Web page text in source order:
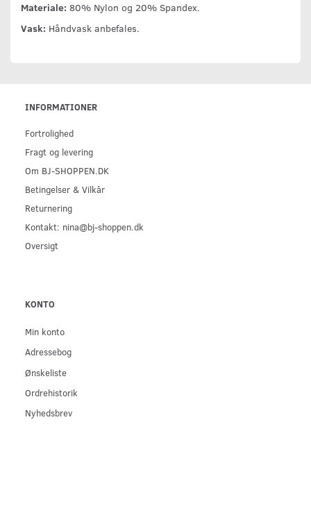
Materiale: 80% Nylon og 20% Spandex.
Vask: Håndvask anbefales.
INFORMATIONER
Fortrolighed
Fragt og levering
Om BJ-SHOPPEN.DK
Betingelser & Vilkår
Returnering
Kontakt: nina@bj-shoppen.dk
Oversigt
KONTO
Min konto
Adressebog
Ønskeliste
Ordrehistorik
Nyhedsbrev